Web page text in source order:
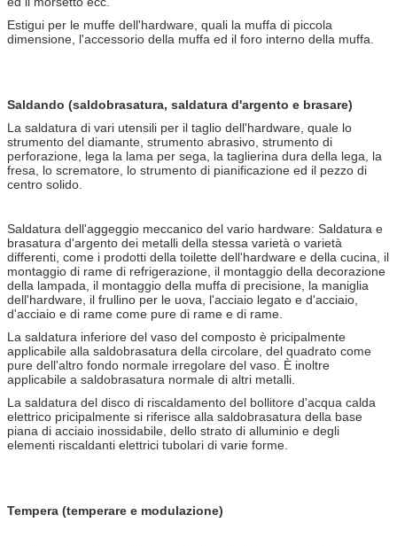
Estigui per le muffe dell'hardware, quali la muffa di piccola
dimensione, l'accessorio della muffa ed il foro interno della muffa.
Saldando (saldobrasatura, saldatura d'argento e brasare)
La saldatura di vari utensili per il taglio dell'hardware, quale lo
strumento del diamante, strumento abrasivo, strumento di
perforazione, lega la lama per sega, la taglierina dura della lega, la
fresa, lo scrematore, lo strumento di pianificazione ed il pezzo di
centro solido.
Saldatura dell'aggeggio meccanico del vario hardware: Saldatura e
brasatura d'argento dei metalli della stessa varietà o varietà
differenti, come i prodotti della toilette dell'hardware e della cucina, il
montaggio di rame di refrigerazione, il montaggio della decorazione
della lampada, il montaggio della muffa di precisione, la maniglia
dell'hardware, il frullino per le uova, l'acciaio legato e d'acciaio,
d'acciaio e di rame come pure di rame e di rame.
La saldatura inferiore del vaso del composto è pricipalmente
applicabile alla saldobrasatura della circolare, del quadrato come
pure dell'altro fondo normale irregolare del vaso. È inoltre
applicabile a saldobrasatura normale di altri metalli.
La saldatura del disco di riscaldamento del bollitore d'acqua calda
elettrico pricipalmente si riferisce alla saldobrasatura della base
piana di acciaio inossidabile, dello strato di alluminio e degli
elementi riscaldanti elettrici tubolari di varie forme.
Tempera (temperare e modulazione)